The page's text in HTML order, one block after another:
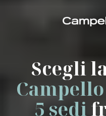
Scegli
5 sedi